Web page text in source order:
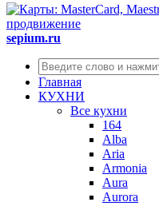
продвижение
sepium.ru
Главная
КУХНИ
Все кухни
164
Alba
Aria
Armonia
Aura
Aurora